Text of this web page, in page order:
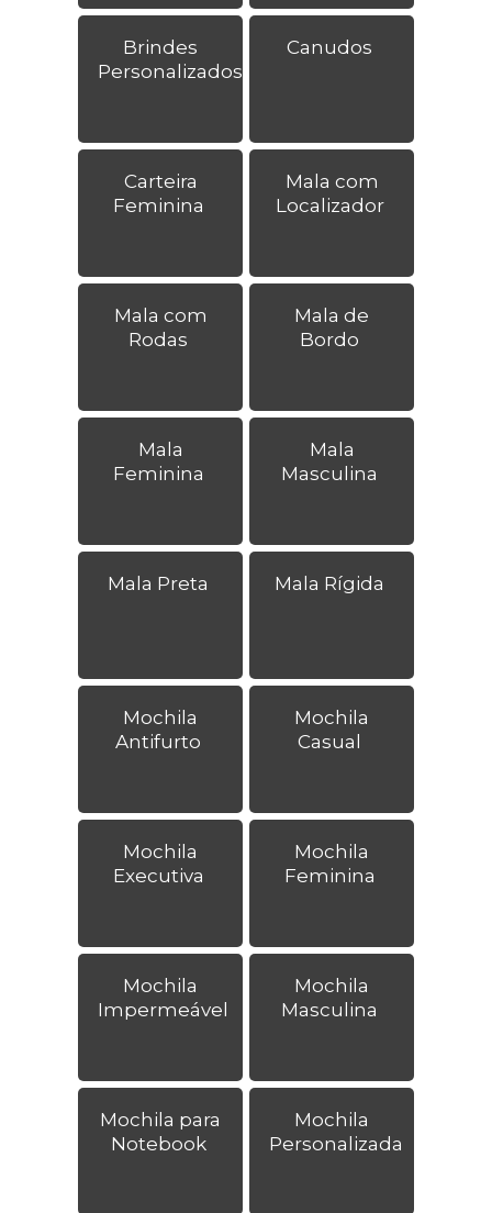
Brindes
Personalizados
Canudos
Carteira
Feminina
Mala com
Localizador
Mala com
Rodas
Mala de
Bordo
Mala
Feminina
Mala
Masculina
Mala Preta Mala Rígida
Mochila
Antifurto
Mochila
Casual
Mochila
Executiva
Mochila
Feminina
Mochila
Impermeável
Mochila
Masculina
Mochila para
Notebook
Mochila
Personalizada